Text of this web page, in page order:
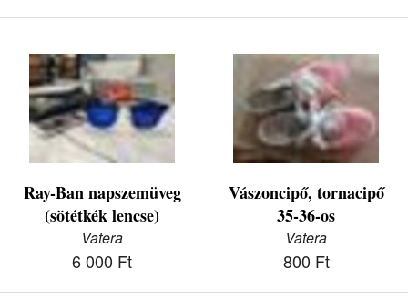
Ray-Ban napszemüveg
(sötétkék lencse)
Vatera
6 000 Ft
Vászoncipő, tornacipő
35-36-os
Vatera
800 Ft